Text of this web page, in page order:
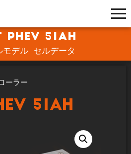
PHEV 51Ah
モデル セルデータ
ーラー
51Ah